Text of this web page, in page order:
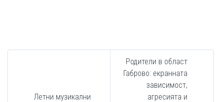
Летни музикални
Родители в област
Габрово: екранната
зависимост,
агресията и